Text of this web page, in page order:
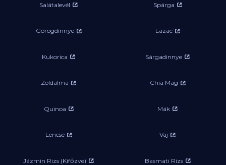
Salátalevél Spárga
Görögdinnye Lazac
Kukorica Sárgadinnye
Zöldalma Chia Mag
Quinoa Mák
Lencse Vaj
Jázmin Rizs (Kifőzve) Basmati Rizs